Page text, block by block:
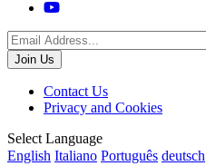
Footer
menu
Contact Us
Privacy and Cookies
Translations
Select Language
English Italiano Português deutsch